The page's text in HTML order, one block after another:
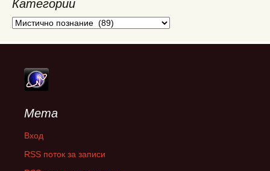
Категории
Категории
Мета
Вход
RSS поток за записи